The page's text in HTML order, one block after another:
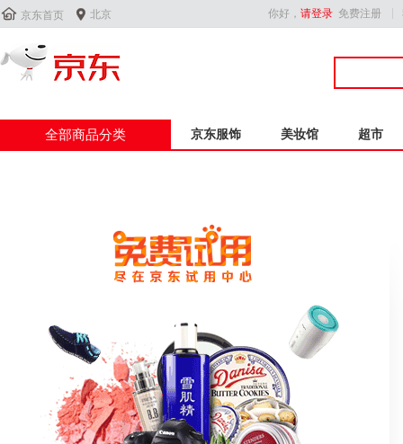
 京东首页  北京 你好， 请登录 免费注册
全部商品分类 京东服饰 美妆馆 超市